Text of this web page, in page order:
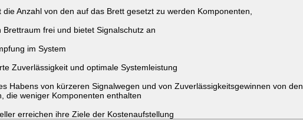
die Anzahl von den auf das Brett gesetzt zu werden Komponenten,
Brettraum frei und bietet Signalschutz an
im System
Zuverlässigkeit und optimale Systemleistung
Habens von kürzeren Signalwegen und von Zuverlässigkeitsgewinnen von den
die weniger Komponenten enthalten
erreichen ihre Ziele der Kostenaufstellung